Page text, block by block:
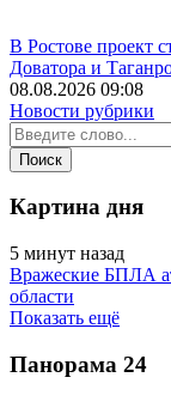
В Ростове проект
Доватора и
08.08.2026 09:08
Новости рубрики
Картина дня
5 минут назад
Вражеские БПЛА
области
Показать ещё
Панорама 24